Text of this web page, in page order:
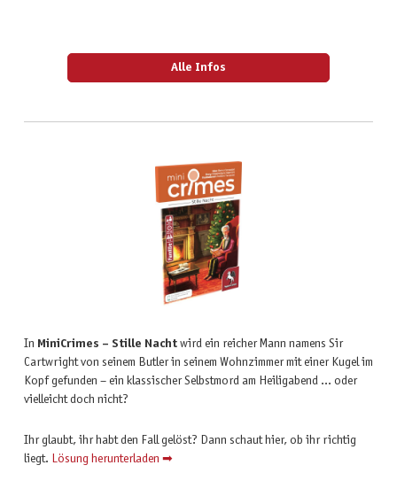
Alle Infos
In MiniCrimes – Stille Nachtwird ein reicher Mann namens Sir
Cartwright von seinem Butler in seinem Wohnzimmer mit einer Kugel im
Kopf gefunden – ein klassischer Selbstmord am Heiligabend … oder
vielleicht doch nicht?
Ihr glaubt, ihr habt den Fall gelöst? Dann schaut hier, ob ihr richtig
liegt. Lösung herunterladen ➡